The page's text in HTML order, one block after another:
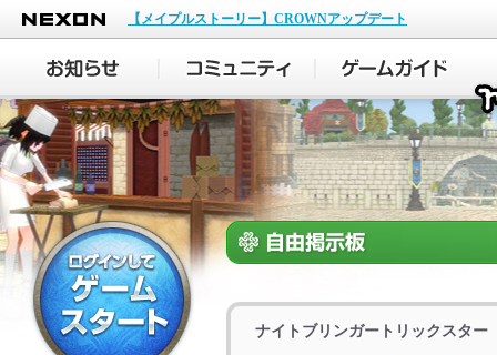
NEXON
【メイプルストーリー】CROWNアップデート
ナイトブリンガートリックスター